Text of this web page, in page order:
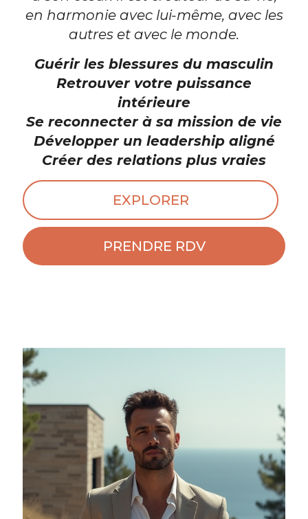
en harmonie avec lui-même, avec les
autres et avec le monde.
Guérir les blessures du masculin
Retrouver votre puissance
intérieure
Se reconnecter à sa mission de vie
Développer un leadership aligné
Créer des relations plus vraies
EXPLORER
PRENDRE RDV